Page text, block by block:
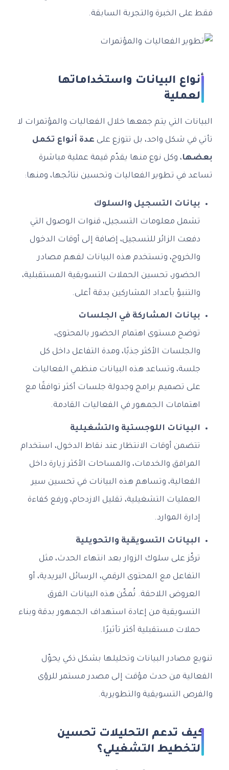
فقط على الخبرة والتجربة السابقة.
أنواع البيانات واستخداماتها
العملية
البيانات التي يتم جمعها خلال الفعاليات والمؤتمرات لا
تأتي في شكل واحد، بل تتوزع على عدة أنواع تكمل
بعضها، وكل نوع منها يقدّم قيمة عملية مباشرة
تساعد في تطوير الفعاليات وتحسين نتائجها، ومنها:
بيانات التسجيل والسلوك
تشمل معلومات التسجيل، قنوات الوصول التي
دفعت الزائر للتسجيل، إضافة إلى أوقات الدخول
والخروج، وتستخدم هذه البيانات لفهم مصادر
الحضور، تحسين الحملات التسويقية المستقبلية،
والتنبؤ بأعداد المشاركين بدقة أعلى.
بيانات المشاركة في الجلسات
توضح مستوى اهتمام الحضور بالمحتوى،
والجلسات الأكثر جذبًا، ومدة التفاعل داخل كل
جلسة، وتساعد هذه البيانات منظمي الفعاليات
على تصميم برامج وجدولة جلسات أكثر توافقًا مع
اهتمامات الجمهور في الفعاليات القادمة.
البيانات اللوجستية والتشغيلية
تتضمن أوقات الانتظار عند نقاط الدخول، استخدام
المرافق والخدمات، والمساحات الأكثر زيارة داخل
الفعالية، وتساهم هذه البيانات في تحسين سير
العمليات التشغيلية، تقليل الازدحام، ورفع كفاءة
إدارة الموارد.
البيانات التسويقية والتحويلية
تركّز على سلوك الزوار بعد انتهاء الحدث، مثل
التفاعل مع المحتوى الرقمي، الرسائل البريدية، أو
العروض اللاحقة. تُمكّن هذه البيانات الفرق
التسويقية من إعادة استهداف الجمهور بدقة وبناء
حملات مستقبلية أكثر تأثيرًا.
تنويع مصادر البيانات وتحليلها بشكل ذكي يحوّل
الفعالية من حدث مؤقت إلى مصدر مستمر للرؤى
والفرص التسويقية والتطويرية.
كيف تدعم التحليلات تحسين
التخطيط التشغيلي؟